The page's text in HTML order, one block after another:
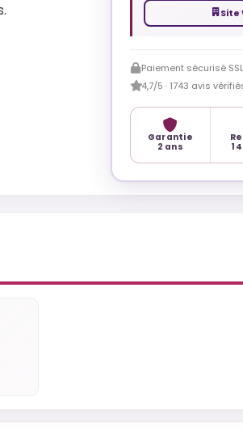
Site
Paiement sécurisé SSL
4,7/5 · 1743 avis
Garantie
2 ans